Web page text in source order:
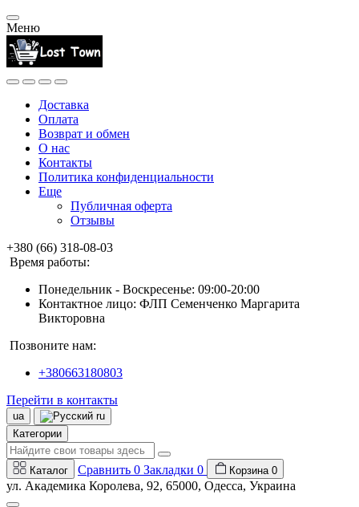
Меню
Доставка
Оплата
Возврат и обмен
О нас
Контакты
Политика конфиденциальности
Еще
Публичная оферта
Отзывы
+380 (66) 318-08-03
Время работы:
Понедельник - Воскресенье: 09:00-20:00
Контактное лицо: ФЛП Семенченко Маргарита
Викторовна
Позвоните нам:
+380663180803
Перейти в контакты
ua
ru
Категории
Каталог Сравнить 0 Закладки 0 Корзина 0
ул. Академика Королева, 92, 65000, Одесса, Украина